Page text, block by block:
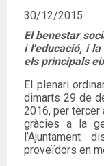
30/12/2015
El benestar
i l'educació, i
els principals
El plenari
dimarts 29 de
2016, per tercer
gràcies a la
l’Ajuntament
proveïdors en